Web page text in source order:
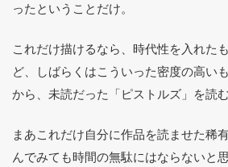
ったということだけ。
これだけ描けるなら、時代性を入れた
ど、しばらくはこういった密度の高い
から、未読だった「ピストルズ」を読
まあこれだけ自分に作品を読ませた稀
んでみても時間の無駄にはならないと思